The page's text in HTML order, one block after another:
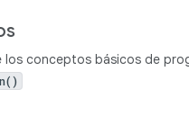
conceptos básicos de